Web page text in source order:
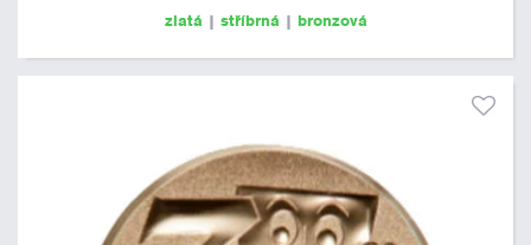
zlatá | stříbrná | bronzová